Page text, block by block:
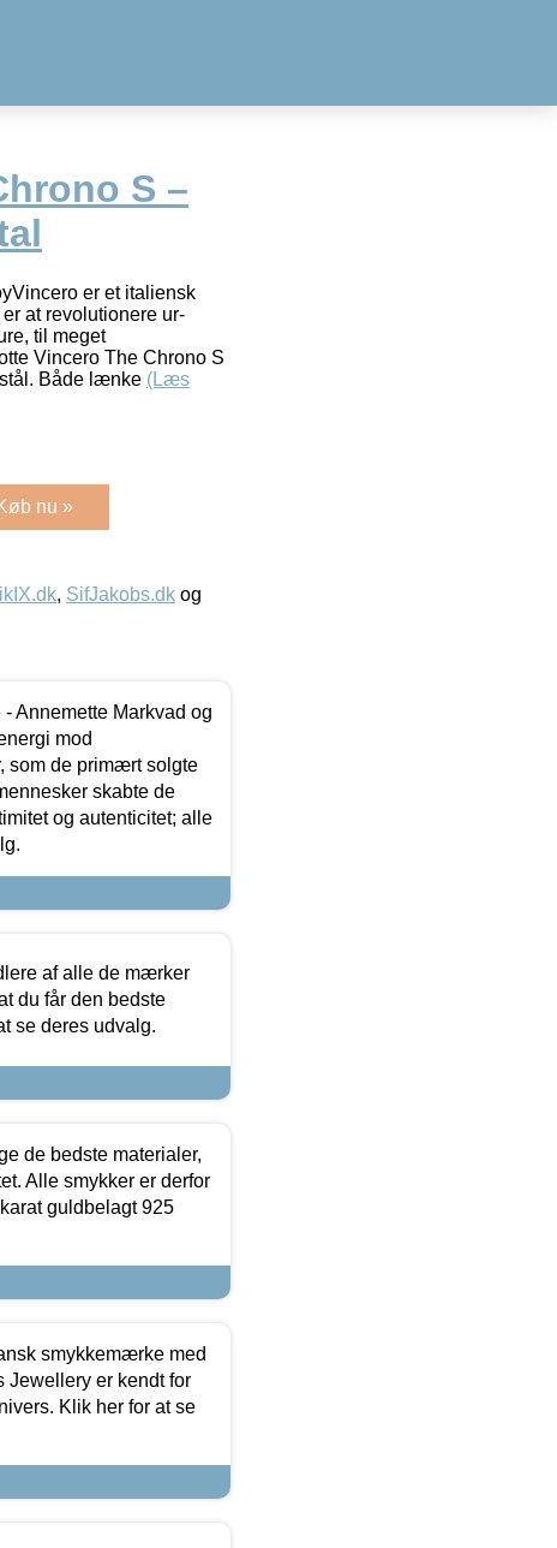
S –
er et italiensk
at revolutionere ur-
til meget
Vincero The Chrono S
Både lænke (Læs
nu »
, SifJakobs.dk og
Annemette Markvad og
mod
som de primært solgte
skabte de
og autenticitet; alle
af alle de mærker
du får den bedste
se deres udvalg.
de bedste materialer,
Alle smykker er derfor
guldbelagt 925
smykkemærke med
Jewellery er kendt for
Klik her for at se